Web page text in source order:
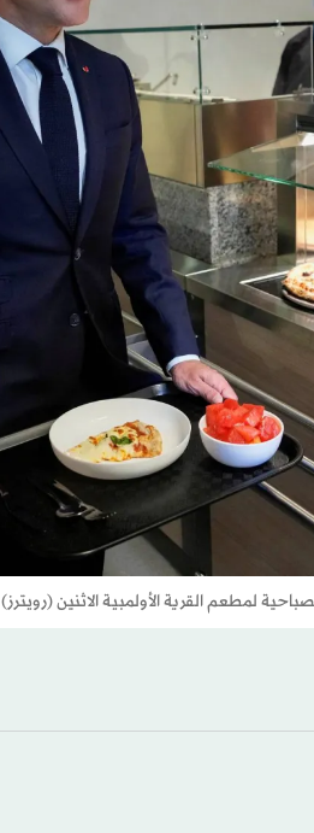
لمطعم القرية الأولمبية الاثنين (رويترز)